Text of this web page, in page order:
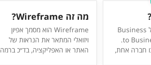
B2B2C זה קיצור של Business
to Business to Consumer.
חברה אחת,
מה זה Wireframe?
Wireframe הוא מסמך אפיון
ויזואלי המתאר את הנראות של
האתר או האפליקציה, בד״כ ברמה